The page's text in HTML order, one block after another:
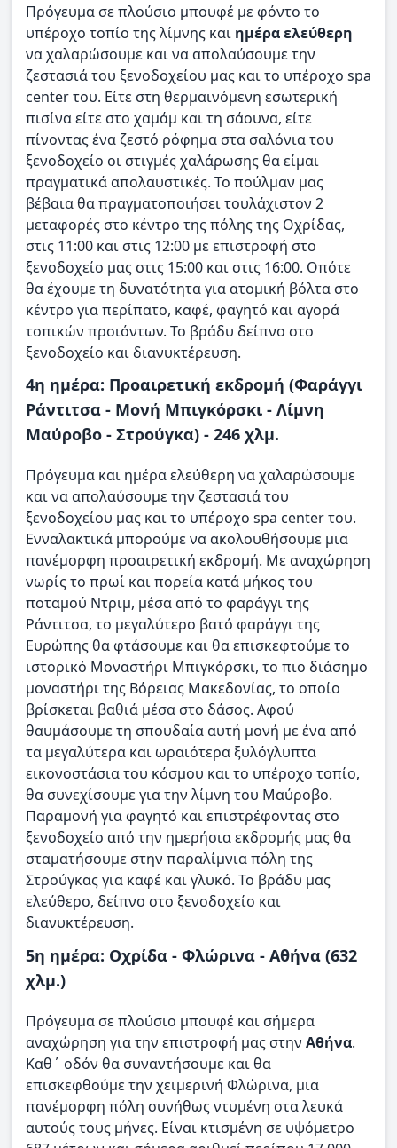
Πρόγευμα σε πλούσιο μπουφέ με φόντο το
υπέροχο τοπίο της λίμνης και ημέρα ελεύθερη
να χαλαρώσουμε και να απολαύσουμε την
ζεστασιά του ξενοδοχείου μας και το υπέροχο spa
center του. Είτε στη θερμαινόμενη εσωτερική
πισίνα είτε στο χαμάμ και τη σάουνα, είτε
πίνοντας ένα ζεστό ρόφημα στα σαλόνια του
ξενοδοχείο οι στιγμές χαλάρωσης θα είμαι
πραγματικά απολαυστικές. Το πούλμαν μας
βέβαια θα πραγματοποιήσει τουλάχιστον 2
μεταφορές στο κέντρο της πόλης της Οχρίδας,
στις 11:00 και στις 12:00 με επιστροφή στο
ξενοδοχείο μας στις 15:00 και στις 16:00. Οπότε
θα έχουμε τη δυνατότητα για ατομική βόλτα στο
κέντρο για περίπατο, καφέ, φαγητό και αγορά
τοπικών προιόντων. Το βράδυ δείπνο στο
ξενοδοχείο και διανυκτέρευση.
4η ημέρα: Προαιρετική εκδρομή (Φαράγγι
Ράντιτσα - Μονή Μπιγκόρσκι - Λίμνη
Μαύροβο - Στρούγκα) - 246 χλμ.
Πρόγευμα και ημέρα ελεύθερη να χαλαρώσουμε
και να απολαύσουμε την ζεστασιά του
ξενοδοχείου μας και το υπέροχο spa center του.
Ενναλακτικά μπορούμε να ακολουθήσουμε μια
πανέμορφη προαιρετική εκδρομή. Με αναχώρηση
νωρίς το πρωί και πορεία κατά μήκος του
ποταμού Ντριμ, μέσα από το φαράγγι της
Ράντιτσα, το μεγαλύτερο βατό φαράγγι της
Ευρώπης θα φτάσουμε και θα επισκεφτούμε το
ιστορικό Μοναστήρι Μπιγκόρσκι, το πιο διάσημο
μοναστήρι της Βόρειας Μακεδονίας, το οποίο
βρίσκεται βαθιά μέσα στο δάσος. Αφού
θαυμάσουμε τη σπουδαία αυτή μονή με ένα από
τα μεγαλύτερα και ωραιότερα ξυλόγλυπτα
εικονοστάσια του κόσμου και το υπέροχο τοπίο,
θα συνεχίσουμε για την λίμνη του Μαύροβο.
Παραμονή για φαγητό και επιστρέφοντας στο
ξενοδοχείο από την ημερήσια εκδρομής μας θα
σταματήσουμε στην παραλίμνια πόλη της
Στρούγκας για καφέ και γλυκό. Το βράδυ μας
ελεύθερο, δείπνο στο ξενοδοχείο και
διανυκτέρευση.
5η ημέρα: Οχρίδα - Φλώρινα - Αθήνα (632
χλμ.)
Πρόγευμα σε πλούσιο μπουφέ και σήμερα
αναχώρηση για την επιστροφή μας στην Αθήνα.
Καθ΄ οδόν θα συναντήσουμε και θα
επισκεφθούμε την χειμερινή Φλώρινα, μια
πανέμορφη πόλη συνήθως ντυμένη στα λευκά
αυτούς τους μήνες. Είναι κτισμένη σε υψόμετρο